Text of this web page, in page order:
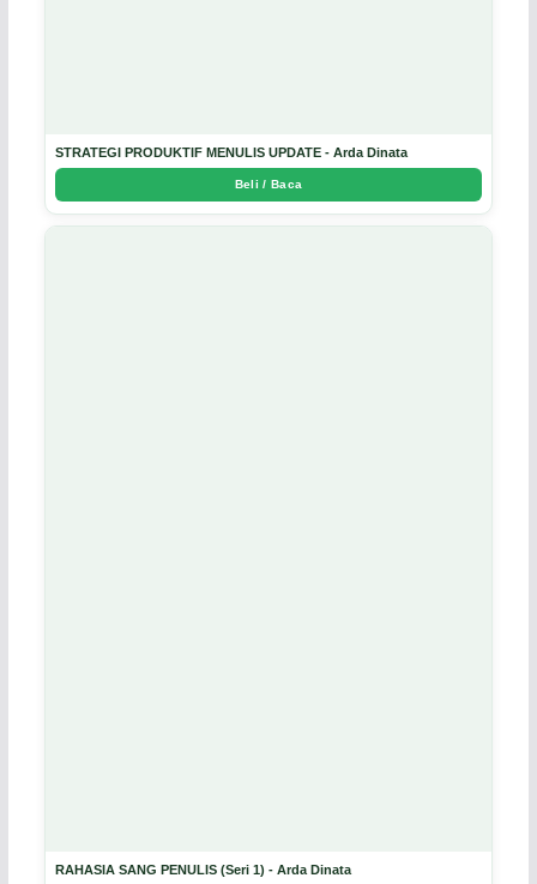
STRATEGI PRODUKTIF MENULIS UPDATE - Arda Dinata
Beli / Baca
RAHASIA SANG PENULIS (Seri 1) - Arda Dinata